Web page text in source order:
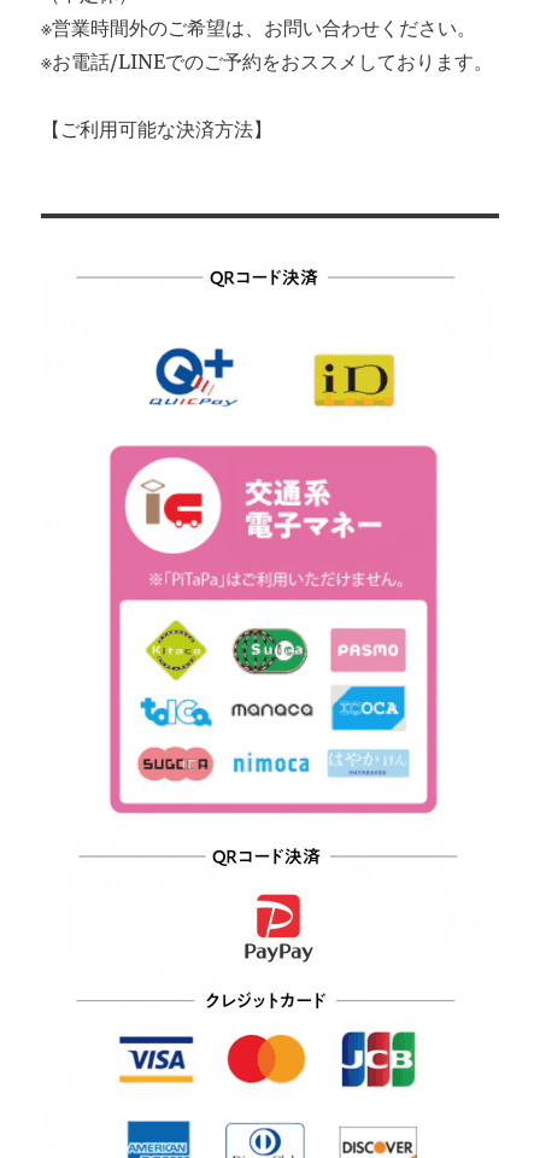
※営業時間外のご希望は、お問い合わせください。
※お電話/LINEでのご予約をおススメしております。
【ご利用可能な決済方法】